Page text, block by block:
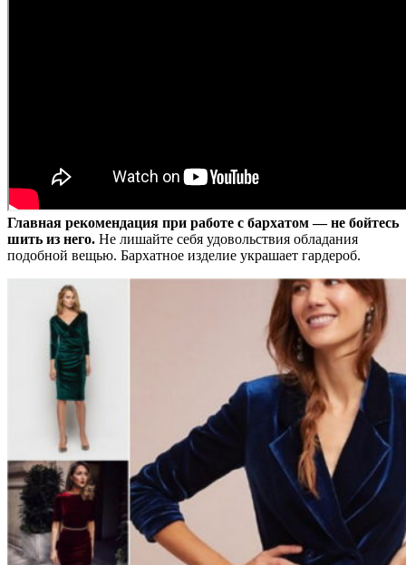
Главная рекомендация при работе с бархатом — не бойтесь
шить из него. Не лишайте себя удовольствия обладания
подобной вещью. Бархатное изделие украшает гардероб.